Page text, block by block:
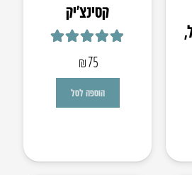
קסינצ’יק
₪75
הוספה לסל